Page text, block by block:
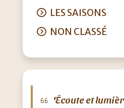
LES SAISONS
NON CLASSÉ
Écoute et